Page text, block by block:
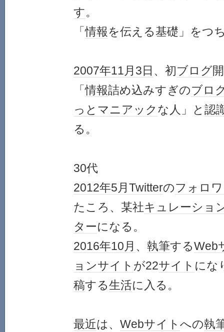
す。
「情報を伝える基礎」をつ
2007年11月3日 、初ブログ
「情報詰め込みすぎのブロ
っと マニアック な人」と 認
る。
30代
2012年5月 Twitterのフォロ
たころ、某社キュレーショ
ターになる。
2016年10月 、 執筆するWeb
ョンサイト が22サイト にな
稿する生活に入る。
最近は、 Webサイト への執